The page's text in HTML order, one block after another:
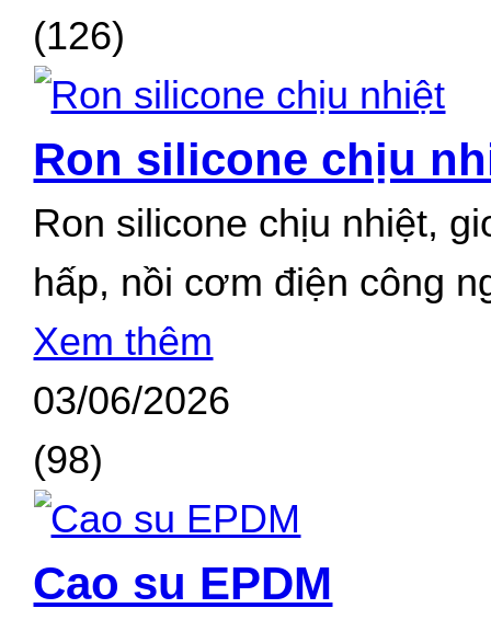
(126)
Ron silicone chịu
Ron silicone chịu nhiệt,
hấp, nồi cơm điện công
Xem thêm
03/06/2026
(98)
Cao su EPDM